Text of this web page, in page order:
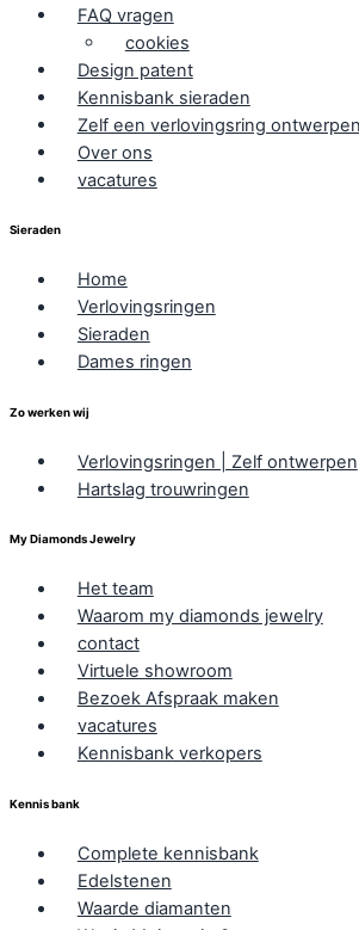
FAQ vragen
cookies
Design patent
Kennisbank sieraden
Zelf een verlovingsring ontwerpen
Over ons
vacatures
Sieraden
Home
Verlovingsringen
Sieraden
Dames ringen
Zo werken wij
Verlovingsringen | Zelf ontwerpen
Hartslag trouwringen
My Diamonds Jewelry
Het team
Waarom my diamonds jewelry
contact
Virtuele showroom
Bezoek Afspraak maken
vacatures
Kennisbank verkopers
Kennis bank
Complete kennisbank
Edelstenen
Waarde diamanten